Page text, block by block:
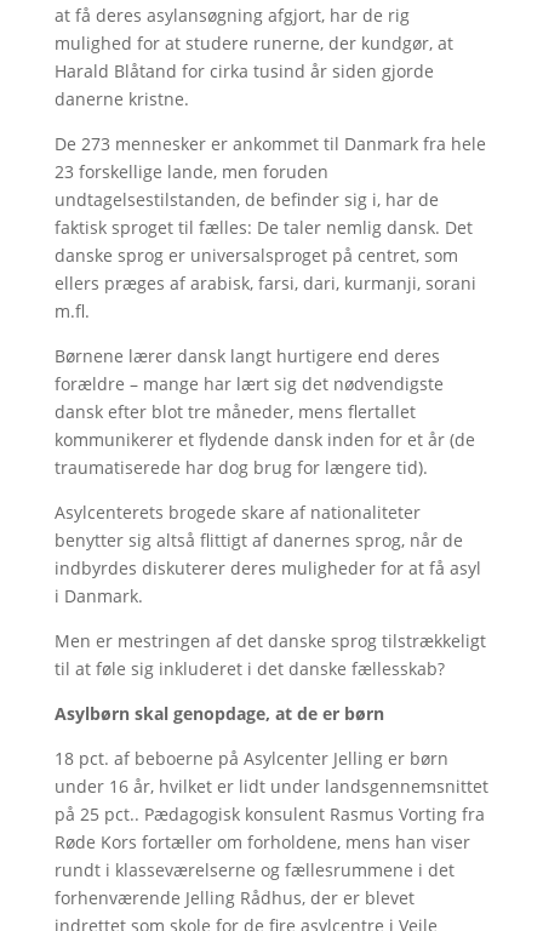
at få deres asylansøgning afgjort, har de rig
mulighed for at studere runerne, der kundgør, at
Harald Blåtand for cirka tusind år siden gjorde
danerne kristne.
De 273 mennesker er ankommet til Danmark fra hele
23 forskellige lande, men foruden
undtagelsestilstanden, de befinder sig i, har de
faktisk sproget til fælles: De taler nemlig dansk. Det
danske sprog er universalsproget på centret, som
ellers præges af arabisk, farsi, dari, kurmanji, sorani
m.fl.
Børnene lærer dansk langt hurtigere end deres
forældre – mange har lært sig det nødvendigste
dansk efter blot tre måneder, mens flertallet
kommunikerer et flydende dansk inden for et år (de
traumatiserede har dog brug for længere tid).
Asylcenterets brogede skare af nationaliteter
benytter sig altså flittigt af danernes sprog, når de
indbyrdes diskuterer deres muligheder for at få asyl
i Danmark.
Men er mestringen af det danske sprog tilstrækkeligt
til at føle sig inkluderet i det danske fællesskab?
Asylbørn skal genopdage, at de er børn
18 pct. af beboerne på Asylcenter Jelling er børn
under 16 år, hvilket er lidt under landsgennemsnittet
på 25 pct.. Pædagogisk konsulent Rasmus Vorting fra
Røde Kors fortæller om forholdene, mens han viser
rundt i klasseværelserne og fællesrummene i det
forhenværende Jelling Rådhus, der er blevet
indrettet som skole for de fire asylcentre i Vejle